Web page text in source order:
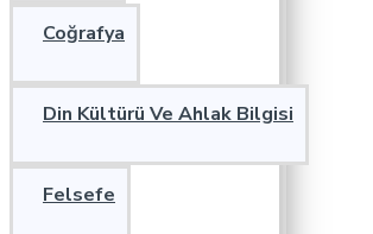
Coğrafya
Din Kültürü Ve Ahlak Bilgisi
Felsefe